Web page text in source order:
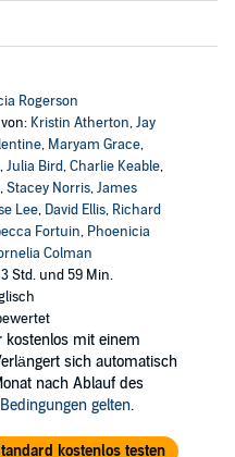
Rogerson
Kristin Atherton,Jay
, Maryam Grace,
,Julia Bird,Charlie Keable,
,Stacey Norris,James
Lee, David Ellis, Richard
Fortuin, Phoenicia
Colman
Std. und 59 Min.
kostenlos mit einem
sich automatisch
nach Ablauf des
Bedingungen gelten.
kostenlos testen